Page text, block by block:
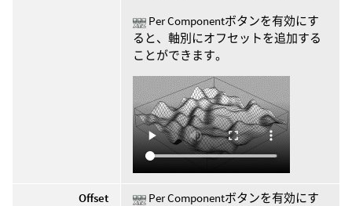
Per Componentボタンを有効にす
ると、軸別にオフセットを追加する
ことができます。
Offset
Per Componentボタンを有効にす